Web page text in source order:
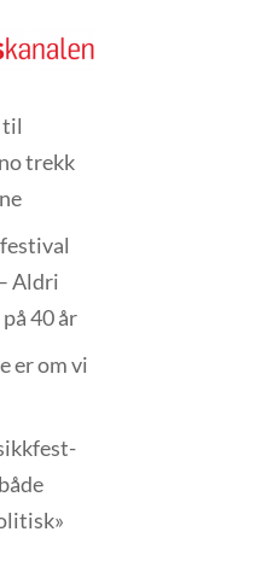
til
trekk
Aldri
40 år
er om vi